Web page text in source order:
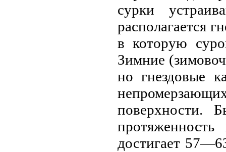
сурки
располагается
в которую
Зимние
но гнездовые
поверхности.
достигает